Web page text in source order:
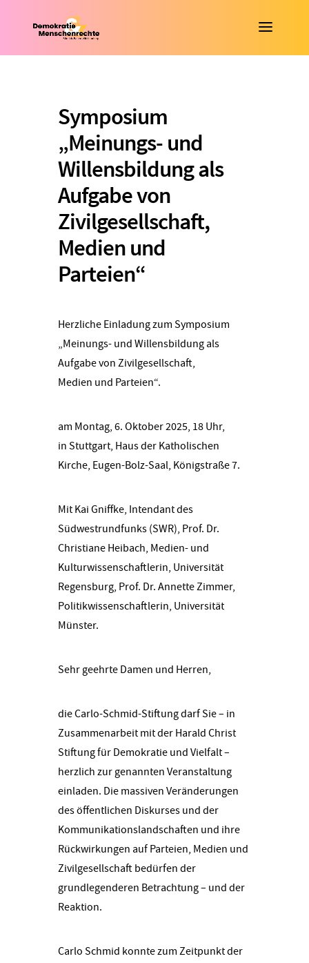
Symposium
„Meinungs- und
Willensbildung als
Aufgabe von
Zivilgesellschaft,
Medien und
Parteien“
Herzliche Einladung zum Symposium
„Meinungs- und Willensbildung als
Aufgabe von Zivilgesellschaft,
Medien und Parteien“.
am Montag, 6. Oktober 2025, 18 Uhr,
in Stuttgart, Haus der Katholischen
Kirche, Eugen-Bolz-Saal, Königstraße 7.
Mit Kai Gniffke, Intendant des
Südwestrundfunks (SWR), Prof. Dr.
Christiane Heibach, Medien- und
Kulturwissenschaftlerin, Universität
Regensburg, Prof. Dr. Annette Zimmer,
Politikwissenschaftlerin, Universität
Münster.
Sehr geehrte Damen und Herren,
die Carlo-Schmid-Stiftung darf Sie – in
Zusammenarbeit mit der Harald Christ
Stiftung für Demokratie und Vielfalt –
herzlich zur genannten Veranstaltung
einladen. Die massiven Veränderungen
des öffentlichen Diskurses und der
Kommunikationslandschaften und ihre
Rückwirkungen auf Parteien, Medien und
Zivilgesellschaft bedürfen der
grundlegenderen Betrachtung – und der
Reaktion.
Carlo Schmid konnte zum Zeitpunkt der